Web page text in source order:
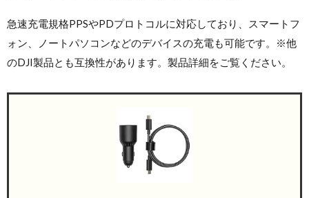
急速充電規格PPSやPDプロトコルに対応しており、スマートフ
ォン、ノートパソコンなどのデバイスの充電も可能です。※他
のDJI製品とも互換性があります。製品詳細をご覧ください。